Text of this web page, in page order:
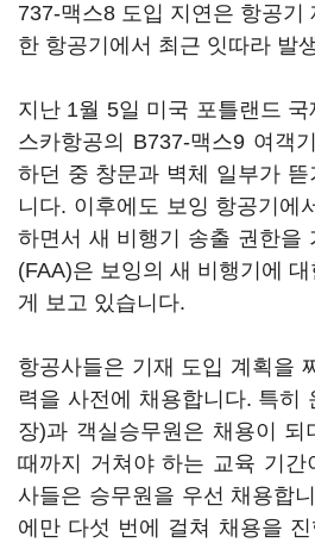
737-맥스8 도입 지연은 항공기
한 항공기에서 최근 잇따라 발
지난 1월 5일 미국 포틀랜드
스카항공의 B737-맥스9 여객
하던 중 창문과 벽체 일부가
니다. 이후에도 보잉 항공기에
하면서 새 비행기 송출 권한을
(FAA)은 보잉의 새 비행기에
게 보고 있습니다.
항공사들은 기재 도입 계획을
력을 사전에 채용합니다. 특히
장)과 객실승무원은 채용이 되
때까지 거쳐야 하는 교육 기간
사들은 승무원을 우선 채용합
에만 다섯 번에 걸쳐 채용을